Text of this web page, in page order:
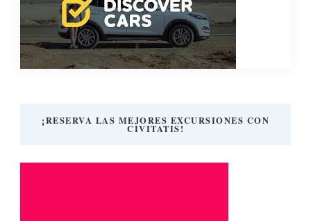
¡RESERVA LAS MEJORES EXCURSIONES CON
CIVITATIS!